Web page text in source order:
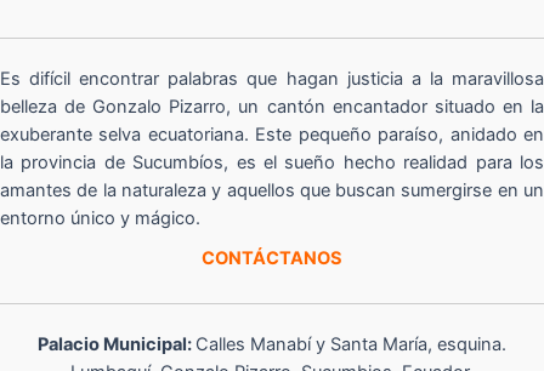
Es difícil encontrar palabras que hagan justicia a la maravillosa
belleza de Gonzalo Pizarro, un cantón encantador situado en la
exuberante selva ecuatoriana. Este pequeño paraíso, anidado en
la provincia de Sucumbíos, es el sueño hecho realidad para los
amantes de la naturaleza y aquellos que buscan sumergirse en un
entorno único y mágico.
CONTÁCTANOS
Palacio Municipal: Calles Manabí y Santa María, esquina.